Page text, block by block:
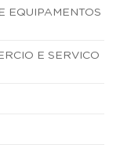
EQUIPAMENTOS
E SERVICO